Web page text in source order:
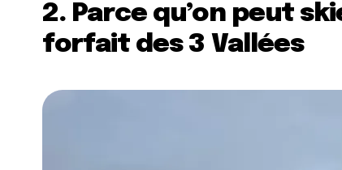
2. Parce qu’on peut
forfait des 3 Vallées